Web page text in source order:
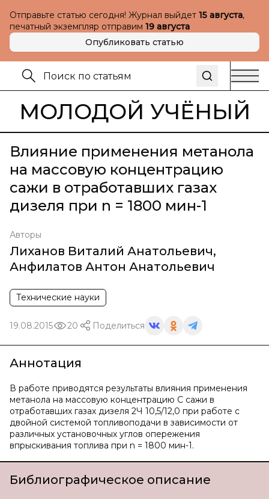
Отправьте статью сегодня! Журнал выйдет 15 августа,
печатный экземпляр отправим 19 августа
Опубликовать статью
МОЛОДОЙ УЧЁНЫЙ
Влияние применения метанола
на массовую концентрацию
сажи в отработавших газах
дизеля при n = 1800 мин-1
Авторы
Лиханов Виталий Анатольевич,
Анфилатов Антон Анатольевич
Технические науки
19.08.2015 20 Поделиться
Аннотация
В работе приводятся результаты влияния применения
метанола на массовую концентрацию С сажи в
отработавших газах дизеля 2Ч 10,5/12,0 при работе с
двойной системой топливоподачи в зависимости от
различных установочных углов опережения
впрыскивания топлива при n = 1800 мин-1.
Библиографическое описание